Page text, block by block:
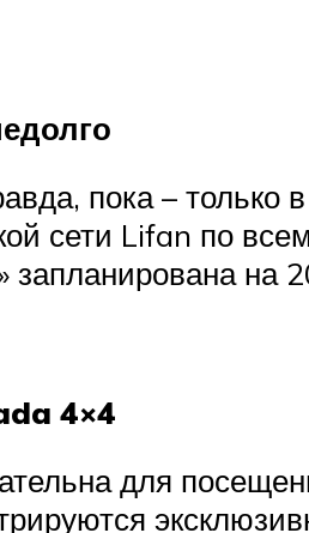
пока – только
сети Lifan по
на
4×4
для